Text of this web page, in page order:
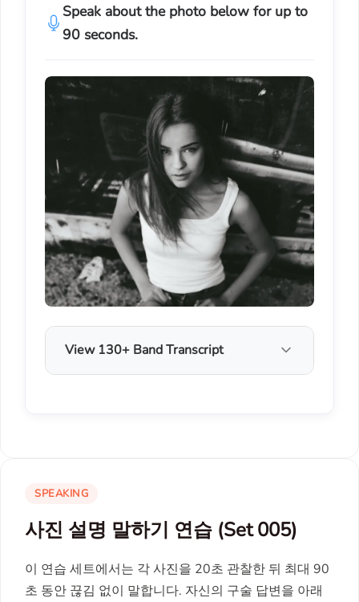
Speak about the photo below for up to
90 seconds.
View 130+ Band Transcript
SPEAKING
사진 설명 말하기 연습 (Set 005)
이 연습 세트에서는 각 사진을 20초 관찰한 뒤 최대 90
초 동안 끊김 없이 말합니다. 자신의 구술 답변을 아래